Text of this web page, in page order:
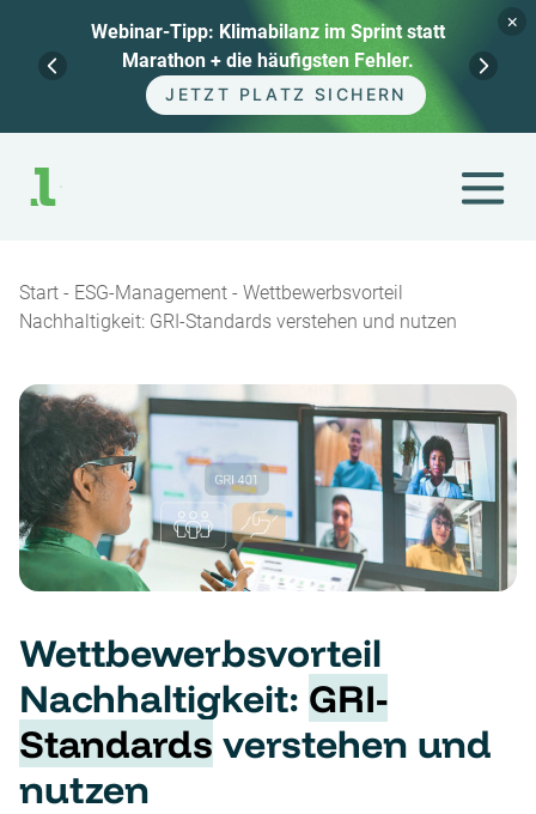
Webinar-Tipp: Klimabilanz im Sprint statt
Marathon + die häufigsten Fehler.
JETZT PLATZ SICHERN
×
Inhalt
springen
Start - ESG-Management - Wettbewerbsvorteil
Nachhaltigkeit: GRI-Standards verstehen und nutzen
Wettbewerbsvorteil
Nachhaltigkeit: GRI-
Standards verstehen und
nutzen